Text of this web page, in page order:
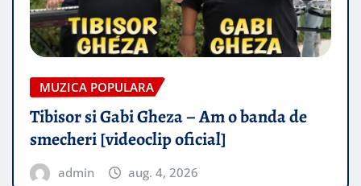
MUZICA POPULARA
Tibisor si Gabi Gheza – Am o banda de
smecheri [videoclip oficial]
admin aug. 4, 2026